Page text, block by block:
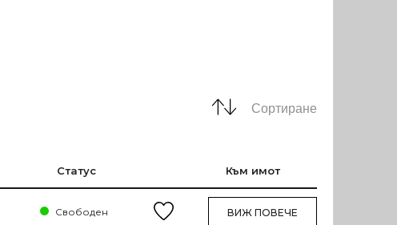
Сортиране
Статус Към имот
Свободен ВИЖ ПОВЕЧЕ